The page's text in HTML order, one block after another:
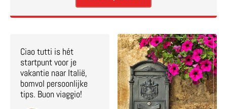
Ciao tutti is hét
startpunt voor je
vakantie naar Italië,
bomvol persoonlijke
tips. Buon viaggio!